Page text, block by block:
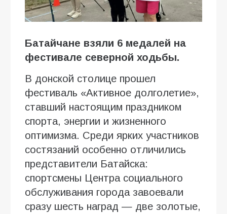
Батайчане взяли 6 медалей на
фестивале северной ходьбы.
В донской столице прошел
фестиваль «Активное долголетие»,
ставший настоящим праздником
спорта, энергии и жизненного
оптимизма. Среди ярких участников
состязаний особенно отличились
представители Батайска:
спортсмены Центра социального
обслуживания города завоевали
сразу шесть наград — две золотые,